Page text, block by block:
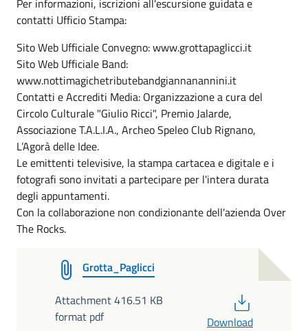
contatti Ufficio Stampa:
Sito Web Ufficiale Convegno: www.grottapaglicci.it
Sito Web Ufficiale Band:
www.nottimagichetributebandgiannanannini.it
Contatti e Accrediti Media: Organizzazione a cura del
Circolo Culturale "Giulio Ricci", Premio Jalarde,
Associazione T.A.L.I.A., Archeo Speleo Club Rignano,
L’Agorà delle Idee.
Le emittenti televisive, la stampa cartacea e digitale e i
fotografi sono invitati a partecipare per l'intera durata
degli appuntamenti.
Con la collaborazione non condizionante dell'azienda Over
The Rocks.
Grotta_Paglicci
Attachment 416.51 KB
format pdf
Download